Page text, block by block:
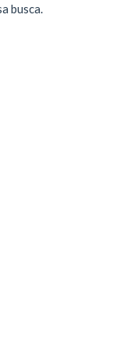
busca.